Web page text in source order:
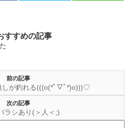
すめの記事
前の記事
しが釣れる(((o(*ﾟ▽ﾟ*)o)))♡
次の記事
ラシあり(＞人＜;)